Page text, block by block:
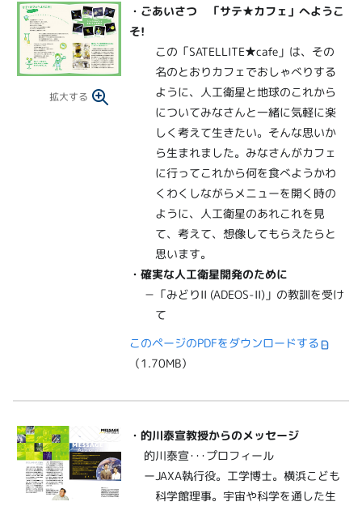
拡大する
・ ごあいさつ 「サテ★カフェ」へようこ
そ!
この「SATELLITE★cafe」は、その
名のとおりカフェでおしゃべりする
ように、人工衛星と地球のこれから
についてみなさんと一緒に気軽に楽
しく考えて生きたい。そんな思いか
ら生まれました。みなさんがカフェ
に行ってこれから何を食べようかわ
くわくしながらメニューを開く時の
ように、人工衛星のあれこれを見
て、考えて、想像してもらえたらと
思います。
・確実な人工衛星開発のために
－「みどりII (ADEOS-II)」の教訓を受け
て
このページのPDFをダウンロードする
（1.70MB）
・ 的川泰宣教授からのメッセージ
的川泰宣･･･プロフィール
ーJAXA執行役。工学博士。横浜こども
科学館理事。宇宙や科学を通した生